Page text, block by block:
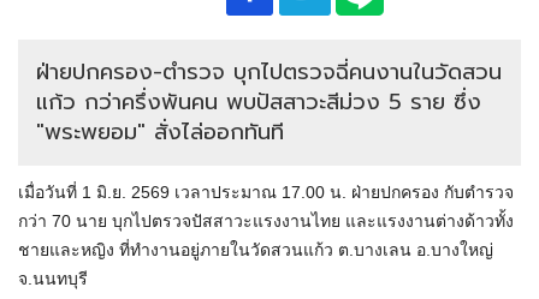
ฝ่ายปกครอง-ตำรวจ บุกไปตรวจฉี่คนงานในวัดสวน
แก้ว กว่าครึ่งพันคน พบปัสสาวะสีม่วง 5 ราย ซึ่ง
"พระพยอม" สั่งไล่ออกทันที
เมื่อวันที่ 1 มิ.ย. 2569 เวลาประมาณ 17.00 น. ฝ่ายปกครอง กับตำรวจ
กว่า 70 นาย บุกไปตรวจปัสสาวะแรงงานไทย และแรงงานต่างด้าวทั้ง
ชายและหญิง ที่ทำงานอยู่ภายในวัดสวนแก้ว ต.บางเลน อ.บางใหญ่
จ.นนทบุรี